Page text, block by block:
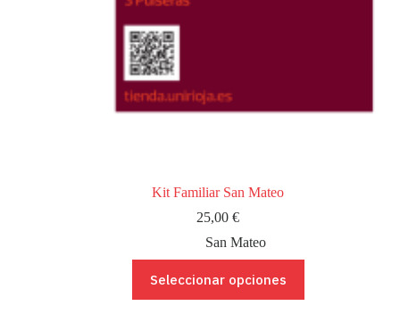
Kit Familiar San Mateo
25,00 €
San Mateo
Seleccionar opciones
producto
tiene